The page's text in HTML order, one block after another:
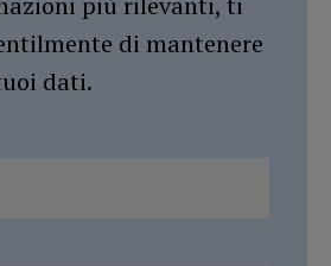
di mantenere
dati.